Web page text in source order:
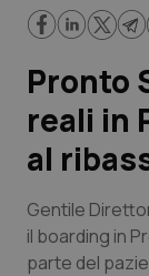
Regioni e Asl
Lavoro e
Scienza e
Studi e
Lettere al
Pronto
reali in
al
Gentile
il boarding in
parte del